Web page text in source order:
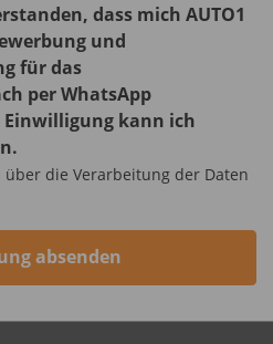
dass mich AUTO1
und
für das
per WhatsApp
kann ich
die Verarbeitung der Daten
absenden